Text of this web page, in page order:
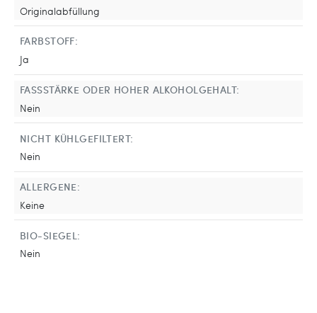
Originalabfüllung
FARBSTOFF:
Ja
FASSSTÄRKE ODER HOHER ALKOHOLGEHALT:
Nein
NICHT KÜHLGEFILTERT:
Nein
ALLERGENE:
Keine
BIO-SIEGEL:
Nein